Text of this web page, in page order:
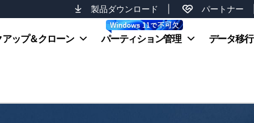
製品ダウンロード パートナー
アップ＆クローン パーティション管理 データ移行